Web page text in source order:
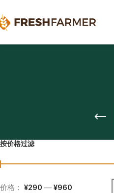
按价格过滤
价格： ¥290 — ¥960